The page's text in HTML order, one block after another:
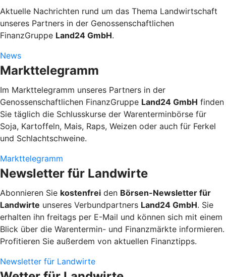
Aktuelle Nachrichten rund um das Thema Landwirtschaft
unseres Partners in der Genossenschaftlichen
FinanzGruppe Land24 GmbH.
News
Markttelegramm
Im Markttelegramm unseres Partners in der
Genossenschaftlichen FinanzGruppe Land24 GmbH finden
Sie täglich die Schlusskurse der Warenterminbörse für
Soja, Kartoffeln, Mais, Raps, Weizen oder auch für Ferkel
und Schlachtschweine.
Markttelegramm
Newsletter für Landwirte
Abonnieren Sie kostenfrei den Börsen-Newsletter für
Landwirte unseres Verbundpartners Land24 GmbH. Sie
erhalten ihn freitags per E-Mail und können sich mit einem
Blick über die Warentermin- und Finanzmärkte informieren.
Profitieren Sie außerdem von aktuellen Finanztipps.
Newsletter für Landwirte